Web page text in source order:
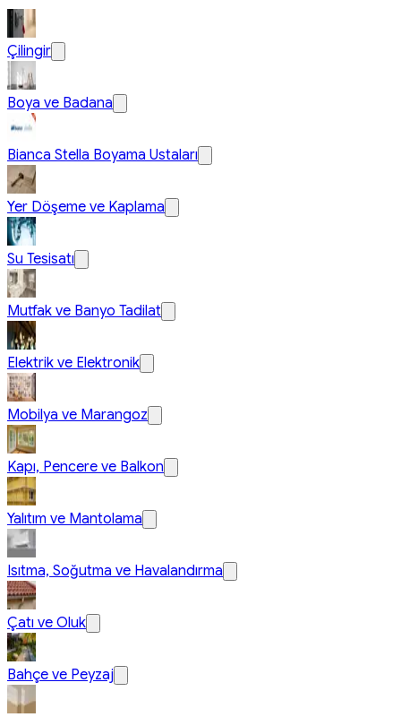
Çilingir
Boya ve Badana
Bianca Stella Boyama Ustaları
Yer Döşeme ve Kaplama
Su Tesisatı
Mutfak ve Banyo Tadilat
Elektrik ve Elektronik
Mobilya ve Marangoz
Kapı, Pencere ve Balkon
Yalıtım ve Mantolama
Isıtma, Soğutma ve Havalandırma
Çatı ve Oluk
Bahçe ve Peyzaj